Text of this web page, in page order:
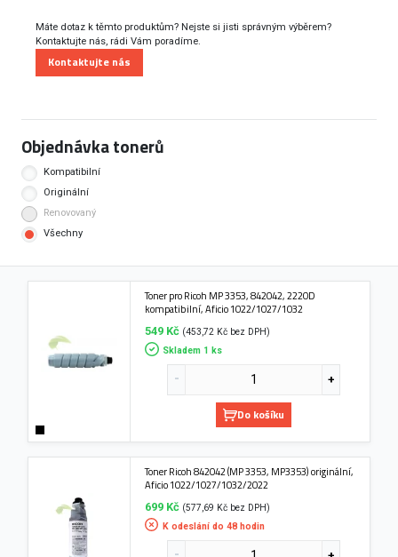
Máte dotaz k těmto produktům? Nejste si jisti správným výběrem?
Kontaktujte nás, rádi Vám poradíme.
Kontaktujte nás
Objednávka tonerů
Kompatibilní
Originální
Renovovaný
Všechny
Toner pro Ricoh MP 3353, 842042, 2220D
kompatibilní, Aficio 1022/1027/1032
549 Kč (453,72 Kč bez DPH)
Skladem 1 ks
Do košíku
Toner Ricoh 842042 (MP 3353, MP3353) originální,
Aficio 1022/1027/1032/2022
699 Kč (577,69 Kč bez DPH)
K odeslání do 48 hodin